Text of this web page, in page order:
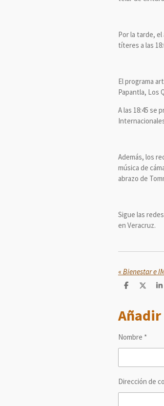
Por la tarde,
títeres a las
El programa
Papantla, Los
A las 18:45 se
Además, los
música de
abrazo de
Sigue las
en Veracruz.
«
C
p
a
i
r
C
a
r
C
a
r
Nombre *
Dirección de